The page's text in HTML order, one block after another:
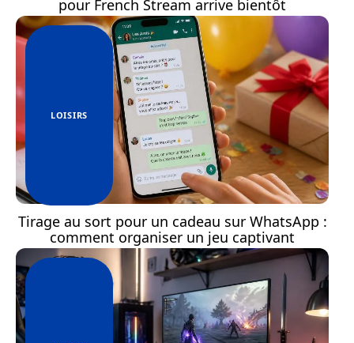
pour French Stream arrive bientôt
LOISIRS
Tirage au sort pour un cadeau sur WhatsApp :
comment organiser un jeu captivant